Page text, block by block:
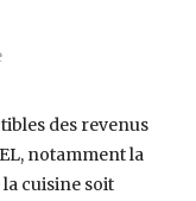
des revenus
notamment la
cuisine soit